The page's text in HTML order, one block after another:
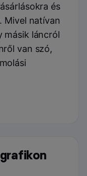
és
Mivel natívan
másik láncról
van szó,